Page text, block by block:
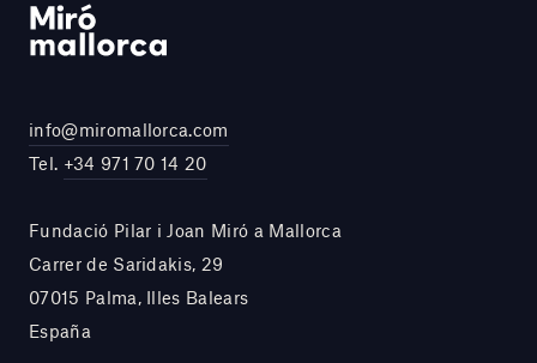
info@miromallorca.com
Tel. +34 971 70 14 20
Fundació Pilar i Joan Miró a Mallorca
Carrer de Saridakis, 29
07015 Palma, Illes Balears
España